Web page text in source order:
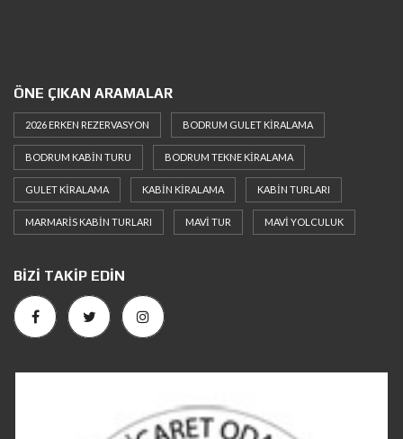
ÖNE ÇIKAN ARAMALAR
2026 ERKEN REZERVASYON BODRUM GULET KIRALAMA
BODRUM KABIN TURU BODRUM TEKNE KIRALAMA
GULET KIRALAMA KABIN KIRALAMA KABIN TURLARI
MARMARIS KABIN TURLARI MAVI TUR MAVI YOLCULUK
BIZI TAKIP EDIN